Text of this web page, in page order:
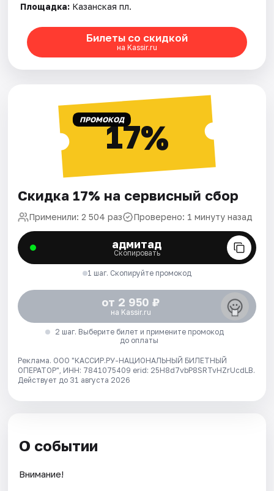
Площадка: Казанская пл.
Билеты со скидкой
на Kassir.ru
ПРОМОКОД17%
Скидка 17% на сервисный сбор
Применили: 2 504 раз Проверено: 1 минуту назад
адмитад
Скопировать
1 шаг. Скопируйте промокод
от 2 950 ₽
на Kassir.ru
2 шаг. Выберите билет и примените промокод
до оплаты
Реклама. ООО "КАССИР.РУ-НАЦИОНАЛЬНЫЙ БИЛЕТНЫЙ
ОПЕРАТОР", ИНН: 7841075409 erid: 25H8d7vbP8SRTvHZrUcdLB.
Действует до 31 августа 2026
О событии
Внимание!